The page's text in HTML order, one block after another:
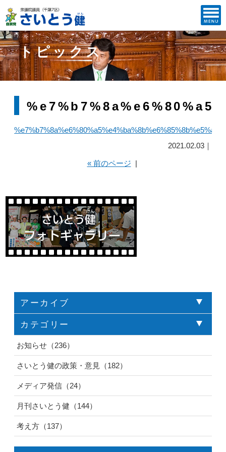
トピックス
2021.02.03｜
« 前のページ |
アーカイブ
カテゴリー
お知らせ（236）
さいとう健の政策・意見（182）
メディア発信（24）
月刊さいとう健（144）
考え方（137）